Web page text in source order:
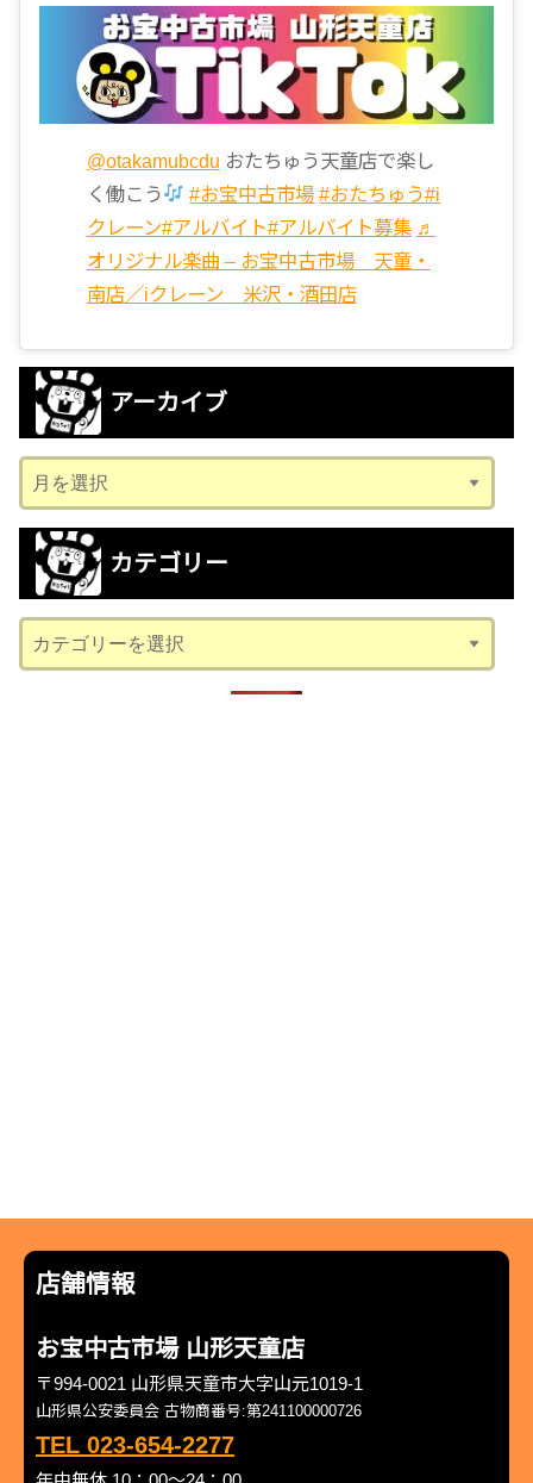
@otakamubcdu おたちゅう天童店で楽し
く働こう
#お宝中古市場 #おたちゅう#i
クレーン#アルバイト#アルバイト募集 ♬
オリジナル楽曲 – お宝中古市場 天童・
南店／iクレーン 米沢・酒田店
アーカイブ
ー
カ
ブ
カテゴリー
テ
店舗情報
お宝中古市場 山形天童店
〒994-0021 山形県天童市大字山元1019-1
山形県公安委員会 古物商番号:第241100000726
TEL 023-654-2277